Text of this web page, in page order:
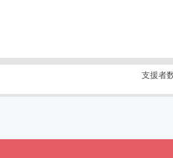
支援者